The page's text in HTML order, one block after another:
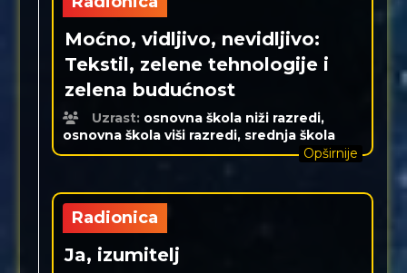
Moćno, vidljivo, nevidljivo:
Tekstil, zelene tehnologije i
zelena budućnost
Uzrast: osnovna škola niži razredi,
osnovna škola viši razredi, srednja škola
Opširnije
Radionica
Ja, izumitelj